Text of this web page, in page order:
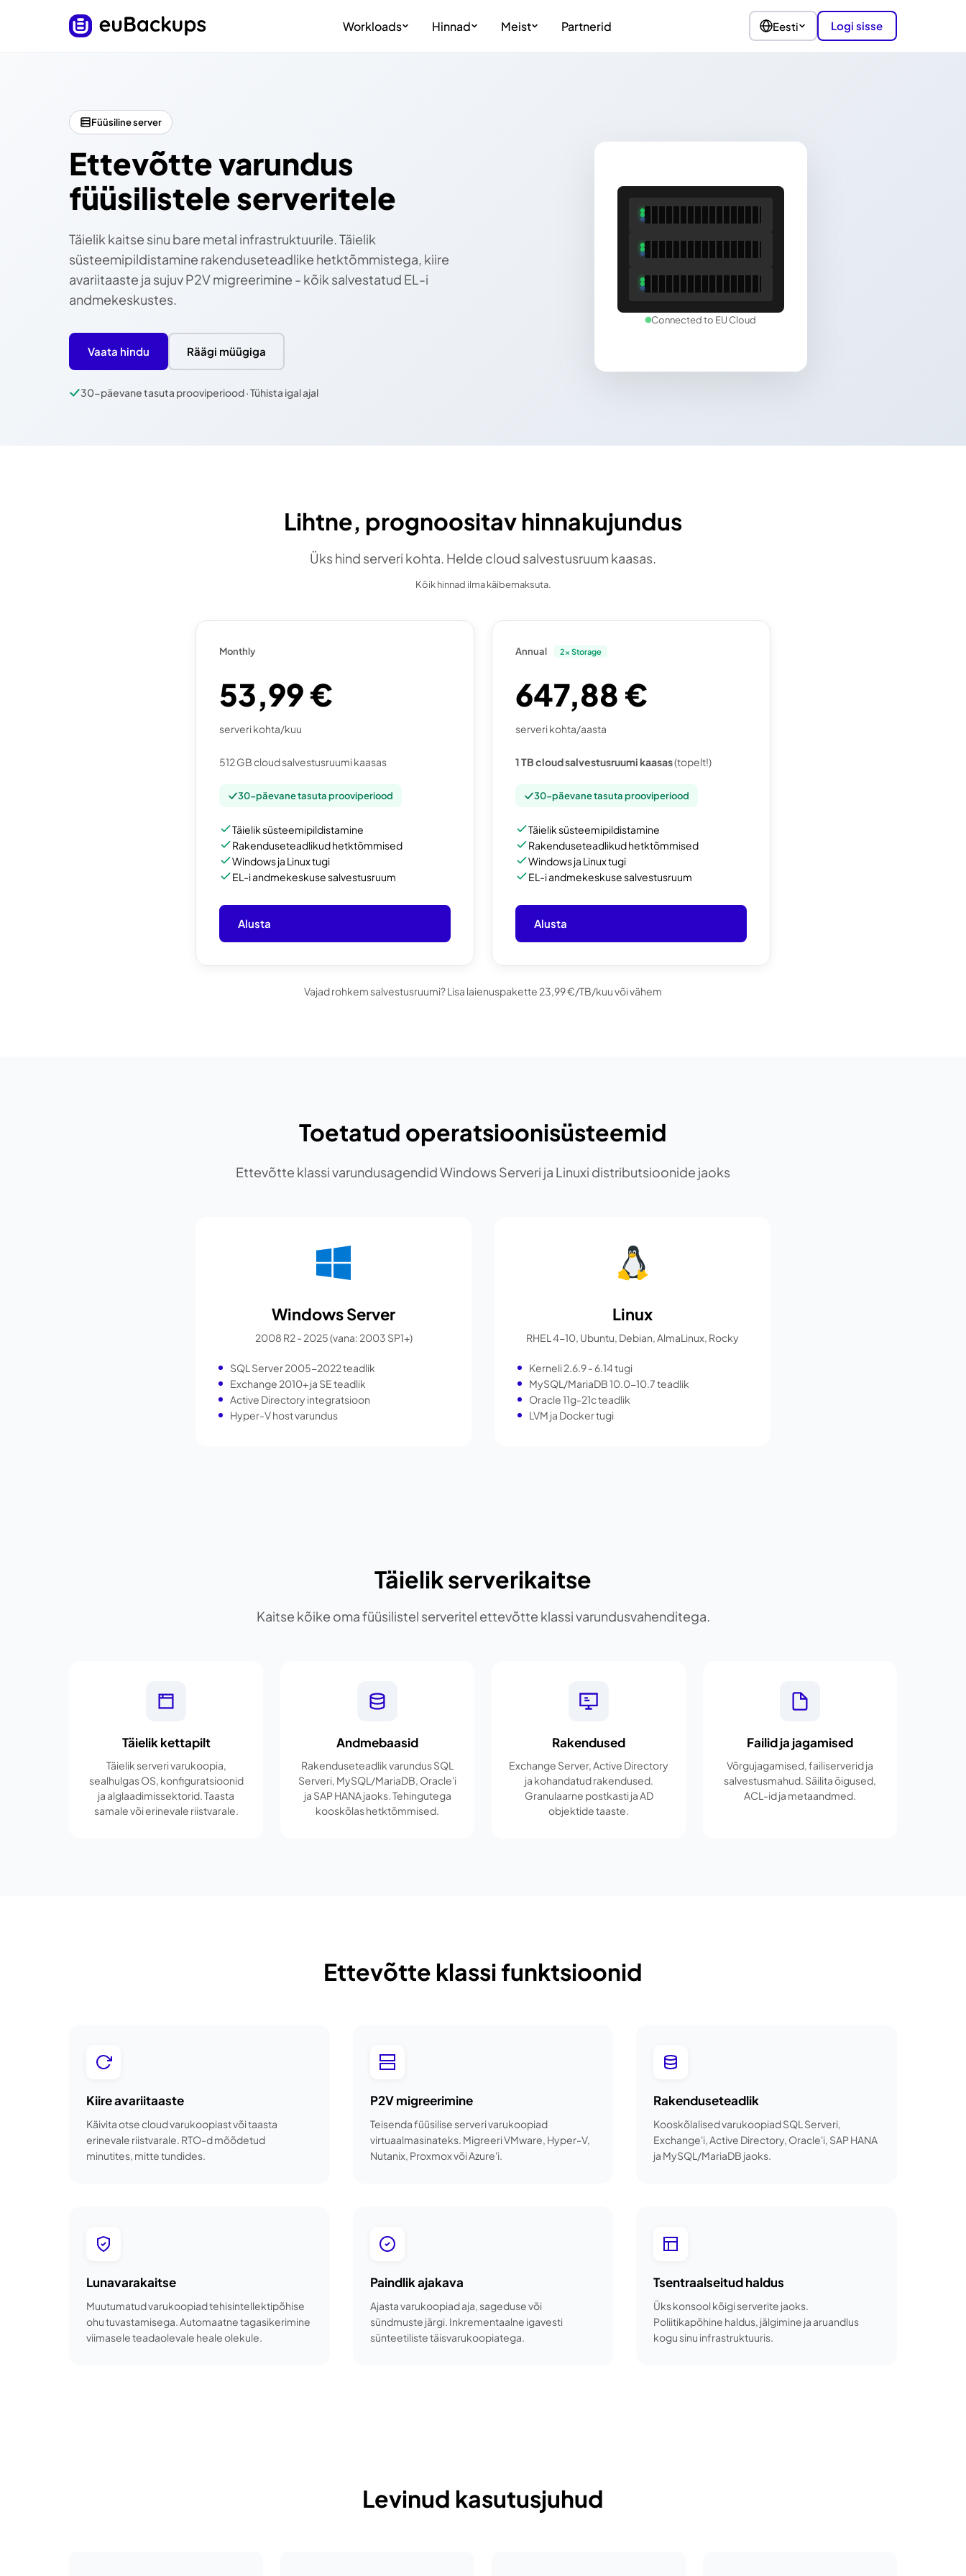
Workloads Hinnad Meist Partnerid Eesti Logi sisse
Füüsiline server
Ettevõtte varundus
füüsilistele serveritele
Täielik kaitse sinu bare metal infrastruktuurile. Täielik
süsteemipildistamine rakenduseteadlike hetktõmmistega, kiire
avariitaaste ja sujuv P2V migreerimine - kõik salvestatud EL-i
andmekeskustes.
Vaata hindu Räägi müügiga
30-päevane tasuta prooviperiood · Tühista igal ajal
Connected to EU Cloud
Lihtne, prognoositav hinnakujundus
Üks hind serveri kohta. Helde cloud salvestusruum kaasas.
Kõik hinnad ilma käibemaksuta.
Monthly
53,99 €
serveri kohta/kuu
512 GB cloud salvestusruumi kaasas
30-päevane tasuta prooviperiood
Täielik süsteemipildistamine
Rakenduseteadlikud hetktõmmised
Windows ja Linux tugi
EL-i andmekeskuse salvestusruum
Alusta
Annual 2x Storage
647,88 €
serveri kohta/aasta
1 TB cloud salvestusruumi kaasas(topelt!)
30-päevane tasuta prooviperiood
Täielik süsteemipildistamine
Rakenduseteadlikud hetktõmmised
Windows ja Linux tugi
EL-i andmekeskuse salvestusruum
Alusta
Vajad rohkem salvestusruumi? Lisa laienuspakette 23,99 €/TB/kuu või vähem
Toetatud operatsioonisüsteemid
Ettevõtte klassi varundusagendid Windows Serveri ja Linuxi distributsioonide jaoks
Windows Server
2008 R2 - 2025 (vana: 2003 SP1+)
SQL Server 2005-2022 teadlik
Exchange 2010+ ja SE teadlik
Active Directory integratsioon
Hyper-V host varundus
Linux
RHEL 4-10, Ubuntu, Debian, AlmaLinux, Rocky
Kerneli 2.6.9 - 6.14 tugi
MySQL/MariaDB 10.0-10.7 teadlik
Oracle 11g-21c teadlik
LVM ja Docker tugi
Täielik serverikaitse
Kaitse kõike oma füüsilistel serveritel ettevõtte klassi varundusvahenditega.
Täielik kettapilt
Täielik serveri varukoopia,
sealhulgas OS, konfiguratsioonid
ja alglaadimissektorid. Taasta
samale või erinevale riistvarale.
Andmebaasid
Rakenduseteadlik varundus SQL
Serveri, MySQL/MariaDB, Oracle'i
ja SAP HANA jaoks. Tehingutega
kooskõlas hetktõmmised.
Rakendused
Exchange Server, Active Directory
ja kohandatud rakendused.
Granulaarne postkasti ja AD
objektide taaste.
Failid ja jagamised
Võrgujagamised, failiserverid ja
salvestusmahud. Säilita õigused,
ACL-id ja metaandmed.
Ettevõtte klassi funktsioonid
Kiire avariitaaste
Käivita otse cloud varukoopiast või taasta
erinevale riistvarale. RTO-d mõõdetud
minutites, mitte tundides.
P2V migreerimine
Teisenda füüsilise serveri varukoopiad
virtuaalmasinateks. Migreeri VMware, Hyper-V,
Nutanix, Proxmox või Azure'i.
Rakenduseteadlik
Kooskõlalised varukoopiad SQL Serveri,
Exchange'i, Active Directory, Oracle'i, SAP HANA
ja MySQL/MariaDB jaoks.
Lunavarakaitse
Muutumatud varukoopiad tehisintellektipõhise
ohu tuvastamisega. Automaatne tagasikerimine
viimasele teadaolevale heale olekule.
Paindlik ajakava
Ajasta varukoopiad aja, sageduse või
sündmuste järgi. Inkrementaalne igavesti
sünteetiliste täisvarukoopiatega.
Tsentraalseitud haldus
Üks konsool kõigi serverite jaoks.
Poliitikapõhine haldus, jälgimine ja aruandlus
kogu sinu infrastruktuuris.
Levinud kasutusjuhud